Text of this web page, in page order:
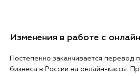
Изменения в работе с
Постепенно заканчивается перевод
бизнеса в России на онлайн-кассы.